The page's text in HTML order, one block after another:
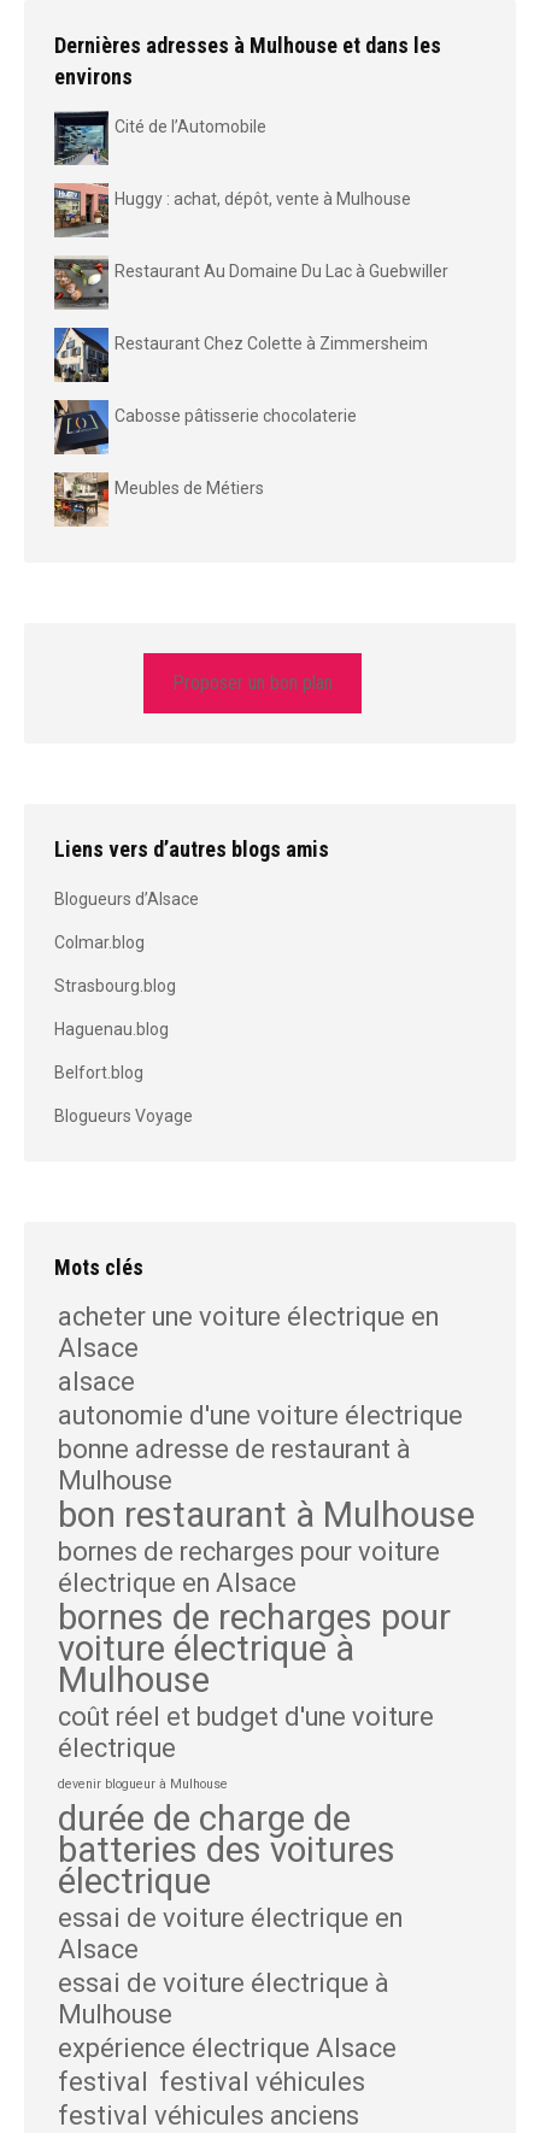
Dernières adresses à Mulhouse et dans les
environs
Cité de l’Automobile
Huggy : achat, dépôt, vente à Mulhouse
Restaurant Au Domaine Du Lac à Guebwiller
Restaurant Chez Colette à Zimmersheim
Cabosse pâtisserie chocolaterie
Meubles de Métiers
Proposer un bon plan
Liens vers d’autres blogs amis
Blogueurs d’Alsace
Colmar.blog
Strasbourg.blog
Haguenau.blog
Belfort.blog
Blogueurs Voyage
Mots clés
acheter une voiture électrique en
Alsace
alsace
autonomie d'une voiture électrique
bonne adresse de restaurant à
Mulhouse
bon restaurant à Mulhouse
bornes de recharges pour voiture
électrique en Alsace
bornes de recharges pour
voiture électrique à
Mulhouse
coût réel et budget d'une voiture
électrique
devenir blogueur à Mulhouse
durée de charge de
batteries des voitures
électrique
essai de voiture électrique en
Alsace
essai de voiture électrique à
Mulhouse
expérience électrique Alsace
festival festival véhicules
festival véhicules anciens